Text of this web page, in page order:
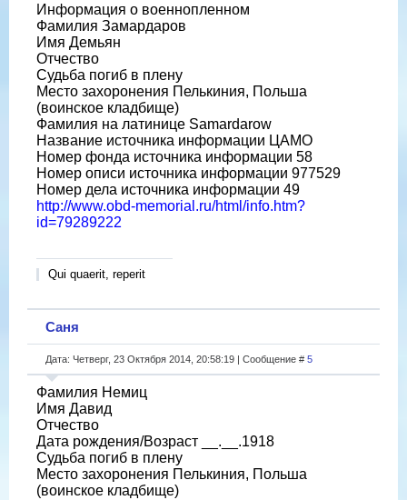
Информация о военнопленном
Фамилия Замардаров
Имя Демьян
Отчество
Судьба погиб в плену
Место захоронения Пелькиния, Польша
(воинское кладбище)
Фамилия на латинице Samardarow
Название источника информации ЦАМО
Номер фонда источника информации 58
Номер описи источника информации 977529
Номер дела источника информации 49
http://www.obd-memorial.ru/html/info.htm?
id=79289222
Qui quaerit, reperit
Саня
Дата: Четверг, 23 Октября 2014, 20:58:19 | Сообщение # 5
Фамилия Немиц
Имя Давид
Отчество
Дата рождения/Возраст __.__.1918
Судьба погиб в плену
Место захоронения Пелькиния, Польша
(воинское кладбище)